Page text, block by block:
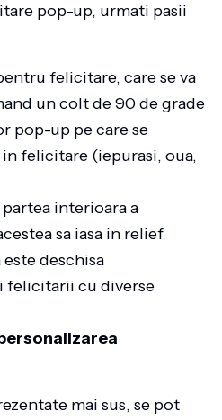
pop-up, urmati pasii
felicitare, care se va
un colt de 90 de grade
pop-up pe care se
felicitare (iepurasi, oua,
interioara a
sa iasa in relief
deschisa
felicitarii cu diverse
mai sus, se pot